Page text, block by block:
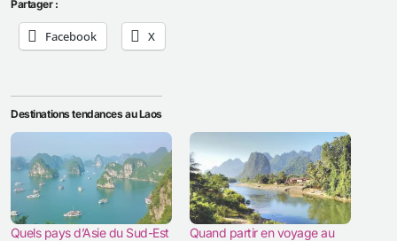
Partager :
Facebook X
Destinations tendances au Laos
Quels pays d’Asie du Sud-Est
Quand partir en voyage au